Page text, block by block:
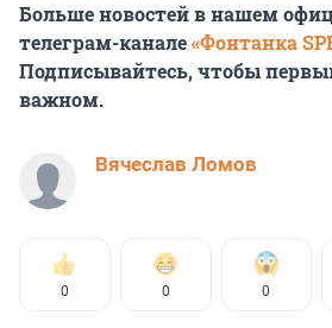
Больше новостей в нашем
телеграм-канале«Фонтанка
Подписывайтесь, чтобы
важном.
Вячеслав Ломов
0 0 0